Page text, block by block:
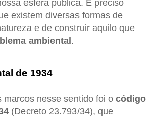
esfera pública. É preciso
existem diversas formas de
e de construir aquilo que
ambiental.
de 1934
marcos nesse sentido foi o código
(Decreto 23.793/34), que